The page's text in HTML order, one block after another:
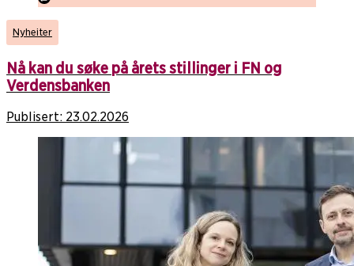
Nyheiter
Nå kan du søke på årets stillinger i FN og
Verdensbanken
Publisert: 23.02.2026